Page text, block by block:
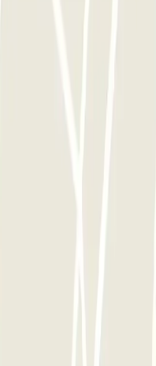
Park - King - Valet -